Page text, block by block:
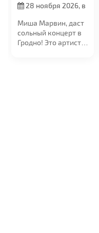
28 ноября 2026, в
Миша Марвин, даст
сольный концерт в
Гродно! Это артист,